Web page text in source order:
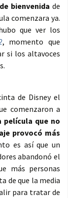
bienvenida de
comenzara ya.
que ver los
, momento que
si los altavoces
de Disney el
comenzaron a
película que no
provocó más
es así que un
abandonó el
más personas
de que la media
para tratar de